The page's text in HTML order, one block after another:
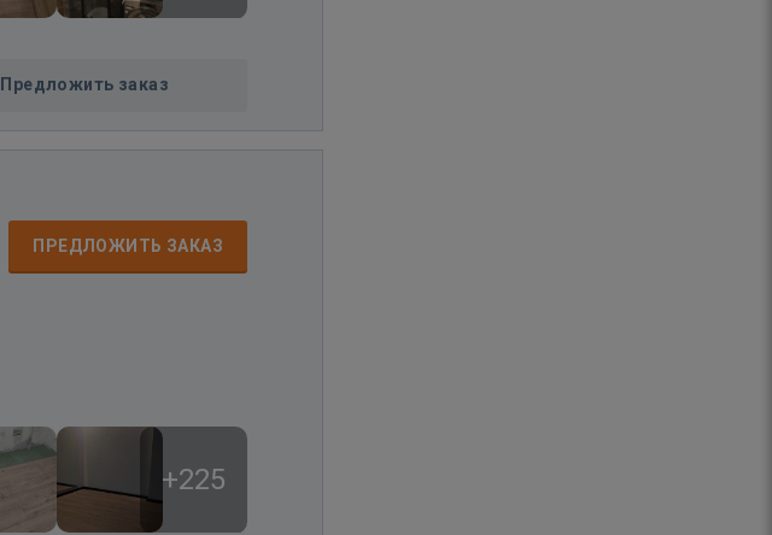
Предложить заказ
ПРЕДЛОЖИТЬ ЗАКАЗ
+225